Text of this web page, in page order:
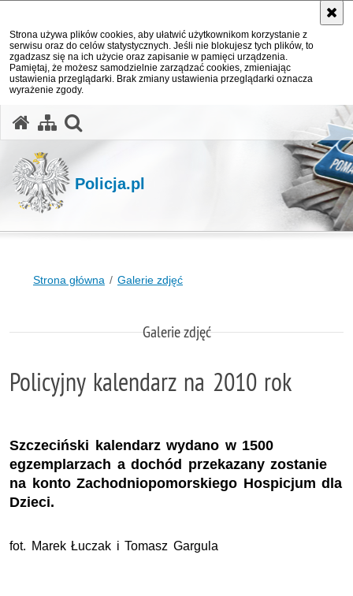
Strona używa plików cookies, aby ułatwić użytkownikom korzystanie z
serwisu oraz do celów statystycznych. Jeśli nie blokujesz tych plików, to
zgadzasz się na ich użycie oraz zapisanie w pamięci urządzenia.
Pamiętaj, że możesz samodzielnie zarządzać cookies, zmieniając
ustawienia przeglądarki. Brak zmiany ustawienia przeglądarki oznacza
wyrażenie zgody.
Policja.pl
Strona główna Galerie zdjęć
Galerie zdjęć
Policyjny kalendarz na 2010 rok
Szczeciński kalendarz wydano w 1500
egzemplarzach a dochód przekazany zostanie
na konto Zachodniopomorskiego Hospicjum dla
Dzieci.
fot. Marek Łuczak i Tomasz Gargula